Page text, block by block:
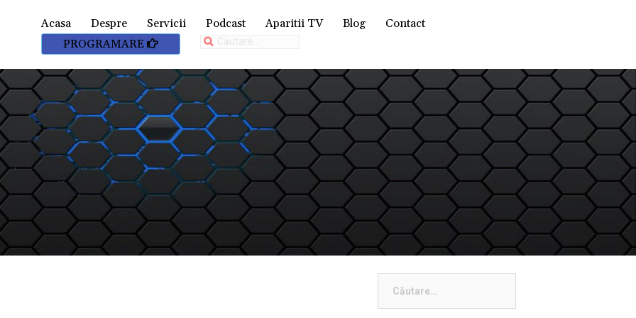
Acasa Despre Servicii Podcast Aparitii TV Blog
Contact
PROGRAMARE
Caută
după: